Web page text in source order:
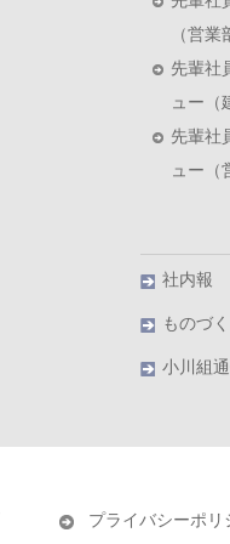
（営業
先輩社
ュー（
先輩社
ュー（
社内報
ものづ
小川組
プライバシーポリ